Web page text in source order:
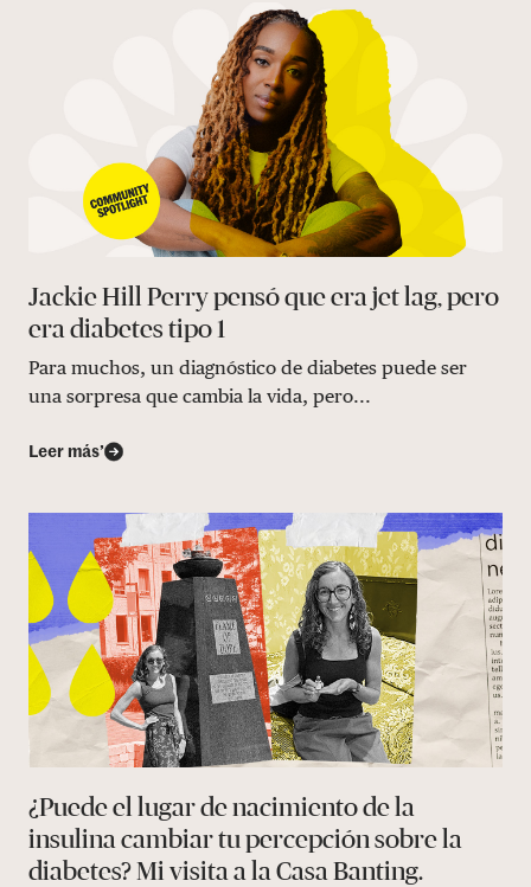
Jackie Hill Perry pensó que era jet lag, pero
era diabetes tipo 1
Para muchos, un diagnóstico de diabetes puede ser
una sorpresa que cambia la vida, pero...
Leer más’
¿Puede el lugar de nacimiento de la
insulina cambiar tu percepción sobre la
diabetes? Mi visita a la Casa Banting.